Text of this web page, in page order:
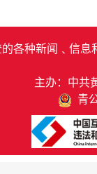
各种新闻﹑信息
主办：中共
青